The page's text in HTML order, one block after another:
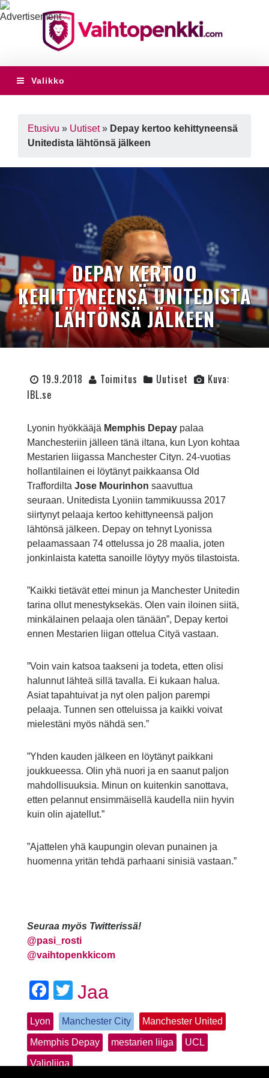
Valikko
Etusivu » Uutiset» Depay kertoo kehittyneensä
Unitedista lähtönsä jälkeen
DEPAY KERTOO
KEHITTYNEENSÄ UNITEDISTA
LÄHTÖNSÄ JÄLKEEN
19.9.2018 Toimitus Uutiset
Kuva:
IBL.se
Lyonin hyökkääjä Memphis Depay palaa
Manchesteriin jälleen tänä iltana, kun Lyon kohtaa
Mestarien liigassa Manchester Cityn. 24-vuotias
hollantilainen ei löytänyt paikkaansa Old
Traffordilta Jose Mourinhon saavuttua
seuraan. Unitedista Lyoniin tammikuussa 2017
siirtynyt pelaaja kertoo kehittyneensä paljon
lähtönsä jälkeen. Depay on tehnyt Lyonissa
pelaamassaan 74 ottelussa jo 28 maalia, joten
jonkinlaista katetta sanoille löytyy myös tilastoista.
”Kaikki tietävät ettei minun ja Manchester Unitedin
tarina ollut menestyksekäs. Olen vain iloinen siitä,
minkälainen pelaaja olen tänään”, Depay kertoi
ennen Mestarien liigan ottelua Cityä vastaan.
”Voin vain katsoa taakseni ja todeta, etten olisi
halunnut lähteä sillä tavalla. Ei kukaan halua.
Asiat tapahtuivat ja nyt olen paljon parempi
pelaaja. Tunnen sen otteluissa ja kaikki voivat
mielestäni myös nähdä sen.”
”Yhden kauden jälkeen en löytänyt paikkani
joukkueessa. Olin yhä nuori ja en saanut paljon
mahdollisuuksia. Minun on kuitenkin sanottava,
etten pelannut ensimmäisellä kaudella niin hyvin
kuin olin ajatellut.”
”Ajattelen yhä kaupungin olevan punainen ja
huomenna yritän tehdä parhaani sinisiä vastaan.”
Seuraa myös Twitterissä!
@pasi_rosti
@vaihtopenkkicom
Facebook
Twitter
Jaa
Lyon Manchester City Manchester United
Memphis Depay mestarien liiga UCL
Valioliiga